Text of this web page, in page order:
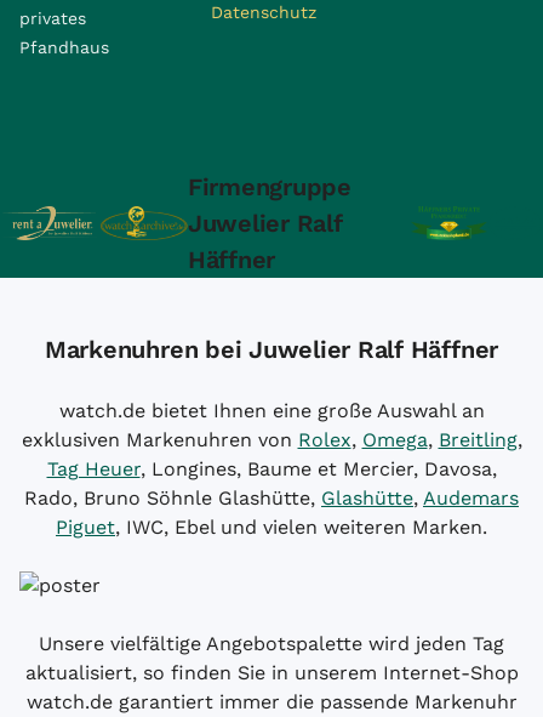
privates
Pfandhaus
Datenschutz
Firmengruppe
Juwelier Ralf
Häffner
Markenuhren bei Juwelier Ralf Häffner
watch.de bietet Ihnen eine große Auswahl an
exklusiven Markenuhren von Rolex, Omega, Breitling,
Tag Heuer, Longines, Baume et Mercier, Davosa,
Rado, Bruno Söhnle Glashütte, Glashütte, Audemars
Piguet, IWC, Ebel und vielen weiteren Marken.
Unsere vielfältige Angebotspalette wird jeden Tag
aktualisiert, so finden Sie in unserem Internet-Shop
watch.de garantiert immer die passende Markenuhr